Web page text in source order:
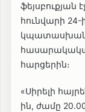
ֆեյսբուքյան
հունվարի 24-
կպատասխանի
հարցերին։
«Սիրելի
ին, ժամը